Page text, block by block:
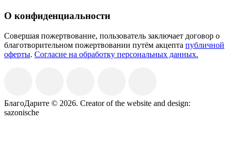
О конфиденциальности
Совершая пожертвование, пользователь заключает договор о
благотворительном пожертвовании путём акцепта публичной
оферты. Согласие на обработку персональных данных.
БлагоДарите © 2026. Creator of the website and design:
sazonische